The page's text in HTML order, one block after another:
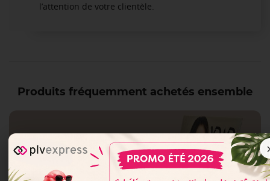
l’attention de votre clientèle.
Produits fréquemment achetés ensemble